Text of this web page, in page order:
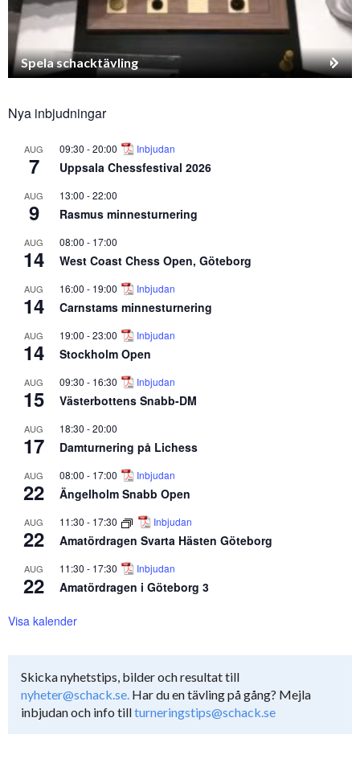
Spela schacktävling
Nya inbjudningar
AUG
7
09:30 -20:00 Inbjudan
Uppsala Chessfestival 2026
AUG
9
13:00 -22:00
Rasmus minnesturnering
AUG
14
08:00 - 17:00
West Coast Chess Open, Göteborg
AUG
14
16:00 - 19:00 Inbjudan
Carnstams minnesturnering
AUG
14
19:00 -23:00 Inbjudan
Stockholm Open
AUG
15
09:30 - 16:30 Inbjudan
Västerbottens Snabb-DM
AUG
17
18:30 -20:00
Damturnering på Lichess
AUG
22
08:00 - 17:00 Inbjudan
Ängelholm Snabb Open
AUG
22
11:30 - 17:30 Inbjudan
Amatördragen Svarta Hästen Göteborg
AUG
22
11:30 - 17:30 Inbjudan
Amatördragen i Göteborg 3
Visa kalender
Skicka nyhetstips, bilder och resultat till
nyheter@schack.se. Har du en tävling på gång? Mejla
inbjudan och info tillturneringstips@schack.se